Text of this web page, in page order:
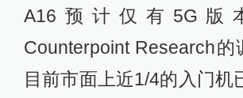
A16预计仅有5G版
Counterpoint Research的
目前市面上近1/4的入门机